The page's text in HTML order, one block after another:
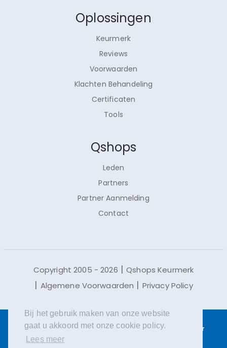
Bij het gebruik maken van onze website
gaat u akkoord met onze cookie policy.
Lees meer
Oplossingen
Keurmerk
Reviews
Voorwaarden
Klachten Behandeling
Certificaten
Tools
Qshops
Leden
Partners
Partner Aanmelding
Contact
Copyright 2005 - 2026
Qshops Keurmerk
Algemene Voorwaarden
Privacy Policy
Qshops maakt gebruik van cookies.Lees meer
over
cookies en waarom we deze gebruiken.